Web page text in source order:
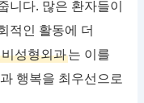
니다. 많은 환자들이
적인 활동에 더
성형외과는 이를
행복을 최우선으로